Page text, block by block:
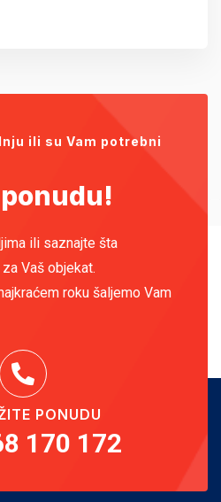
ili su Vam potrebni
ili saznajte šta
Vaš objekat.
roku šaljemo Vam
PONUDU
170 172